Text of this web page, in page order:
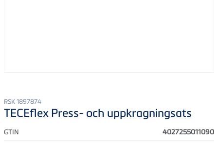
RSK 1897874
TECEflex Press- och uppkragningsats
GTIN 4027255011090